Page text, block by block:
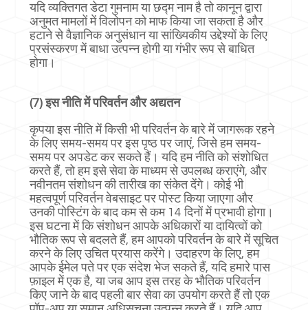
यदि व्यक्तिगत डेटा गुमनाम या छद्म नाम है तो कानून द्वारा
अनुमत मामलों में विलोपन को माफ किया जा सकता है और
हटाने से वैज्ञानिक अनुसंधान या सांख्यिकीय उद्देश्यों के लिए
प्रसंस्करण में बाधा उत्पन्न होगी या गंभीर रूप से बाधित
होगा।
(7) इस नीति में परिवर्तन और अद्यतन
कृपया इस नीति में किसी भी परिवर्तन के बारे में जागरूक रहने
के लिए समय-समय पर इस पृष्ठ पर जाएं, जिसे हम समय-
समय पर अपडेट कर सकते हैं। यदि हम नीति को संशोधित
करते हैं, तो हम इसे सेवा के माध्यम से उपलब्ध कराएंगे, और
नवीनतम संशोधन की तारीख का संकेत देंगे। कोई भी
महत्वपूर्ण परिवर्तन वेबसाइट पर पोस्ट किया जाएगा और
उनकी पोस्टिंग के बाद कम से कम 14 दिनों में प्रभावी होगा।
इस घटना में कि संशोधन आपके अधिकारों या दायित्वों को
भौतिक रूप से बदलते हैं, हम आपको परिवर्तन के बारे में सूचित
करने के लिए उचित प्रयास करेंगे। उदाहरण के लिए, हम
आपके ईमेल पते पर एक संदेश भेज सकते हैं, यदि हमारे पास
फ़ाइल में एक है, या जब आप इस तरह के भौतिक परिवर्तन
किए जाने के बाद पहली बार सेवा का उपयोग करते हैं तो एक